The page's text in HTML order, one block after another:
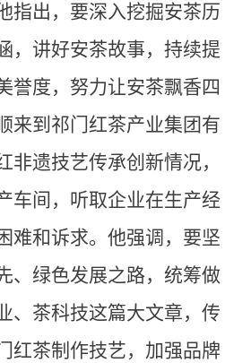
指出，要深入挖掘安茶历
，讲好安茶故事，持续提
誉度，努力让安茶飘香四
来到祁门红茶产业集团有
非遗技艺传承创新情况，
车间，听取企业在生产经
难和诉求。他强调，要坚
、绿色发展之路，统筹做
、茶科技这篇大文章，传
红茶制作技艺，加强品牌